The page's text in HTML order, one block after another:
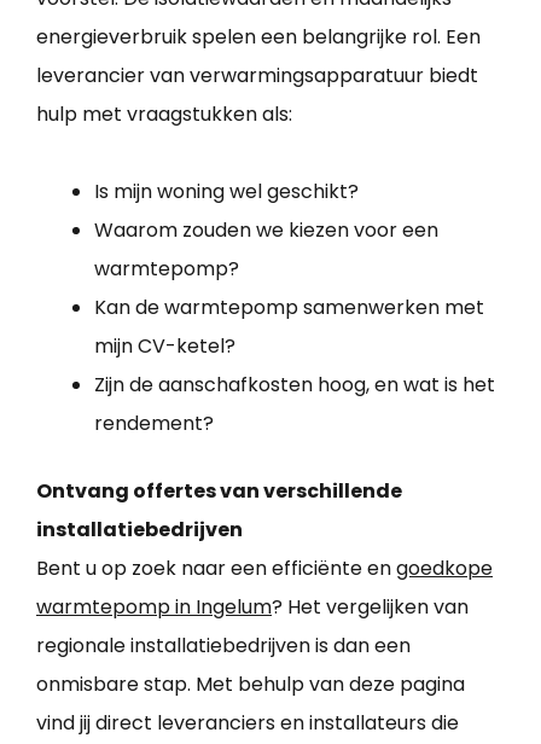
energieverbruik spelen een belangrijke rol. Een
leverancier van verwarmingsapparatuur biedt
hulp met vraagstukken als:
Is mijn woning wel geschikt?
Waarom zouden we kiezen voor een
warmtepomp?
Kan de warmtepomp samenwerken met
mijn CV-ketel?
Zijn de aanschafkosten hoog, en wat is het
rendement?
Ontvang offertes van verschillende
installatiebedrijven
Bent u op zoek naar een efficiënte engoedkope
warmtepomp in Ingelum? Het vergelijken van
regionale installatiebedrijven is dan een
onmisbare stap. Met behulp van deze pagina
vind jij direct leveranciers en installateurs die